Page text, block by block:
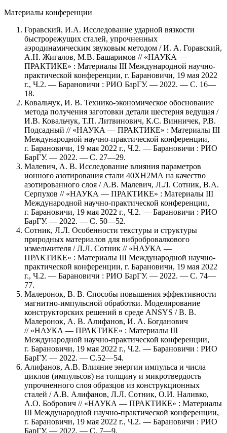
Материалы конференции
Горавский, И.А. Исследование ударной вязкости
быстрорежущих сталей, упрочненных
аэродинамическим звуковым методом / И. А. Горавский,
А.Н. Жигалов, М.В. Башаримов // «НАУКА —
ПРАКТИКЕ» : Материалы III Международной научно-
практической конференции, г. Барановичи, 19 мая 2022
г., Ч.2. — Барановичи : РИО БарГУ. — 2022. — С. 16—
18.
Ковальчук, И. В. Технико-экономическое обоснование
метода получения заготовки детали шестерня ведущая /
И.В. Ковальчук, Т.П. Литвинович, К.С. Винничек, Р.В.
Подсадный // «НАУКА — ПРАКТИКЕ» : Материалы III
Международной научно-практической конференции,
г. Барановичи, 19 мая 2022 г., Ч.2. — Барановичи : РИО
БарГУ. — 2022. — С. 27—29.
Малевич, А. В. Исследование влияния параметров
ионного азотирования стали 40ХН2МА на качество
азотированного слоя / А.В. Малевич, Л.Л. Сотник, В.А.
Серпухов // «НАУКА — ПРАКТИКЕ» : Материалы III
Международной научно-практической конференции,
г. Барановичи, 19 мая 2022 г., Ч.2. — Барановичи : РИО
БарГУ. — 2022. — С. 50—52.
Сотник, Л.Л. Особенности текстуры и структуры
природных материалов для вибробровалкового
измельчителя / Л.Л. Сотник // «НАУКА —
ПРАКТИКЕ» : Материалы III Международной научно-
практической конференции, г. Барановичи, 19 мая 2022
г., Ч.2. — Барановичи : РИО БарГУ. — 2022. — С. 74—
77.
Малеронок, В. В. Способы повышения эффективности
магнитно-импульсной обработки. Моделирование
конструкторских решений в среде ANSYS / В. В.
Малеронок, А. В. Алифанов, И. А. Богданович
// «НАУКА — ПРАКТИКЕ» : Материалы III
Международной научно-практической конференции,
г. Барановичи, 19 мая 2022 г., Ч.2. — Барановичи : РИО
БарГУ. — 2022. — С.52—54.
Алифанов, А.В. Влияние энергии импульса и числа
циклов (импульсов) на толщину и микротвердость
упрочненного слоя образцов из конструкционных
сталей / А.В. Алифанов, Л.Л. Сотник, О.И. Наливко,
А.О. Бобрович // «НАУКА — ПРАКТИКЕ» : Материалы
III Международной научно-практической конференции,
г. Барановичи, 19 мая 2022 г., Ч.2. — Барановичи : РИО
БарГУ. — 2022. — С. 7—9.